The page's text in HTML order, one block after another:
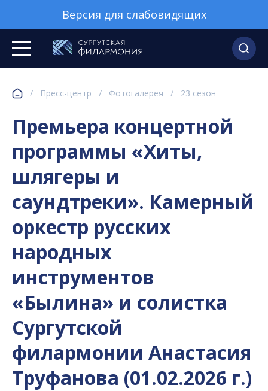
Версия для слабовидящих
/ Пресс-центр / Фотогалерея / 23 сезон
Премьера концертной
программы «Хиты,
шлягеры и
саундтреки». Камерный
оркестр русских
народных
инструментов
«Былина» и солистка
Сургутской
филармонии Анастасия
Труфанова (01.02.2026 г.)